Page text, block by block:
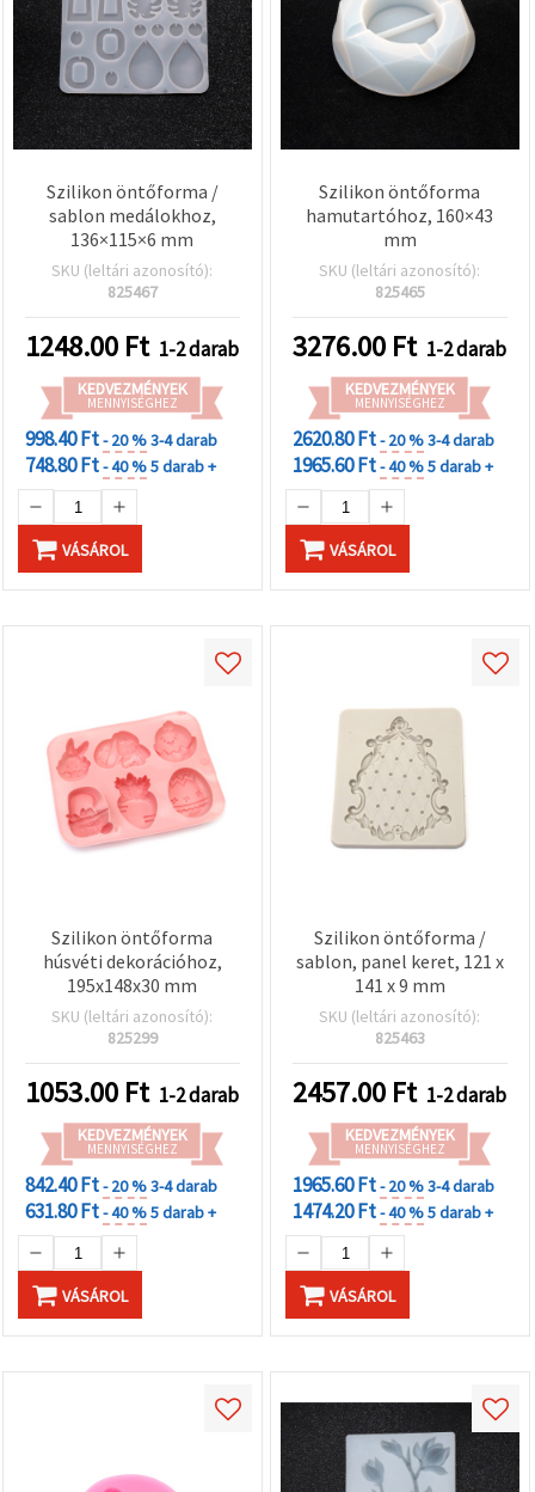
Szilikon öntőforma /
sablon medálokhoz,
136×115×6 mm
SKU (leltári azonosító):
825467
1248.00 Ft 1-2 darab
KEDVEZMÉNYEK
MENNYISÉGHEZ
998.40 Ft- 20 %3-4 darab
748.80 Ft- 40 %5 darab +
VÁSÁROL
Szilikon öntőforma
hamutartóhoz, 160×43
mm
SKU (leltári azonosító):
825465
3276.00 Ft 1-2 darab
KEDVEZMÉNYEK
MENNYISÉGHEZ
2620.80 Ft- 20 %3-4 darab
1965.60 Ft- 40 %5 darab +
VÁSÁROL
Szilikon öntőforma
húsvéti dekorációhoz,
195x148x30 mm
SKU (leltári azonosító):
825299
1053.00 Ft 1-2 darab
KEDVEZMÉNYEK
MENNYISÉGHEZ
842.40 Ft- 20 %3-4 darab
631.80 Ft- 40 %5 darab +
VÁSÁROL
Szilikon öntőforma /
sablon, panel keret, 121 x
141 x 9 mm
SKU (leltári azonosító):
825463
2457.00 Ft 1-2 darab
KEDVEZMÉNYEK
MENNYISÉGHEZ
1965.60 Ft- 20 %3-4 darab
1474.20 Ft- 40 %5 darab +
VÁSÁROL